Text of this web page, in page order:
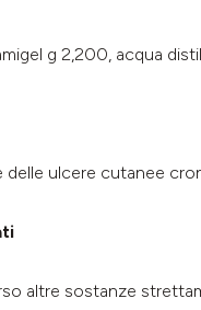
g 2,200, acqua
ulcere cutanee
altre sostanze